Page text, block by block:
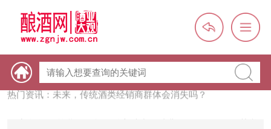
热门资讯：【酒体设计师】职业技能培训及认定班开班通知
热门资讯：未来，传统酒类经销商群体会消失吗？
么简单